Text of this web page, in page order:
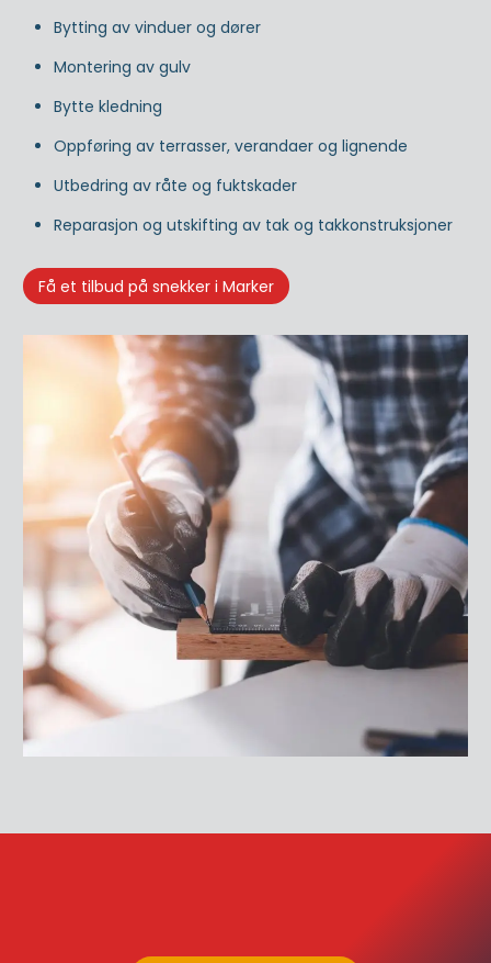
Bytting av vinduer og dører
Montering av gulv
Bytte kledning
Oppføring av terrasser, verandaer og lignende
Utbedring av råte og fuktskader
Reparasjon og utskifting av tak og takkonstruksjoner
Få et tilbud på snekker i Marker